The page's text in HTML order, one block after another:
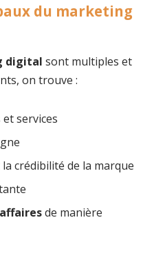
du marketing
digital sont multiples et
on trouve :
services
crédibilité de la marque
de manière